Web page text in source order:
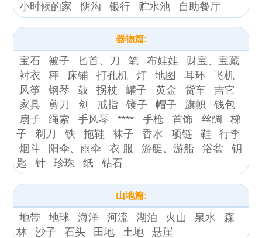
小时候的家
阴沟 银行 贮水池 自助餐厅
器物篇:
宝石 被子 匕首、刀 笔 布娃娃
财宝、宝藏
衬衣
秤 床铺 打孔机 灯 地图 耳环
飞机
风筝
钢琴 鼓 拐杖 罐子 黄金 货车
吉它
家具
剪刀 剑 戒指 镜子 帽子 旗帜
钱包
扇子
绳索 手风琴 **** 手枪 首饰 丝绸
梯
子
剃刀 铁 拖鞋 袜子 香水 项链 鞋
行李
烟斗
阳伞、雨伞 衣 服 游艇、游船 浴盆
钥
匙
针 珍珠 纸 钻石
山地篇:
地带 地球 海洋 河流 湖泊 火山 泉水
森
林
沙子 石头 田地 土地 悬崖